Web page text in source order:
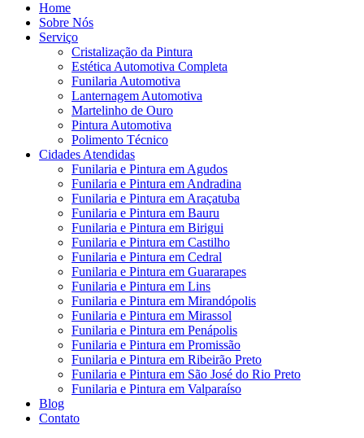
Home
Sobre Nós
Serviço
Cristalização da Pintura
Estética Automotiva Completa
Funilaria Automotiva
Lanternagem Automotiva
Martelinho de Ouro
Pintura Automotiva
Polimento Técnico
Cidades Atendidas
Funilaria e Pintura em Agudos
Funilaria e Pintura em Andradina
Funilaria e Pintura em Araçatuba
Funilaria e Pintura em Bauru
Funilaria e Pintura em Birigui
Funilaria e Pintura em Castilho
Funilaria e Pintura em Cedral
Funilaria e Pintura em Guararapes
Funilaria e Pintura em Lins
Funilaria e Pintura em Mirandópolis
Funilaria e Pintura em Mirassol
Funilaria e Pintura em Penápolis
Funilaria e Pintura em Promissão
Funilaria e Pintura em Ribeirão Preto
Funilaria e Pintura em São José do Rio Preto
Funilaria e Pintura em Valparaíso
Blog
Contato